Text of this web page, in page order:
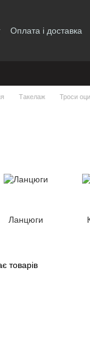
Оплата і доставка
Такелаж Троси
Ланцюги
товарів